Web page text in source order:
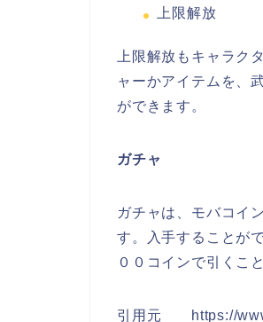
上限解放
上限解放もキャラク
ャーかアイテムを、
ができます。
ガチャ
ガチャは、モバコイ
す。入手することが
００コインで引くこ
引用元 https://